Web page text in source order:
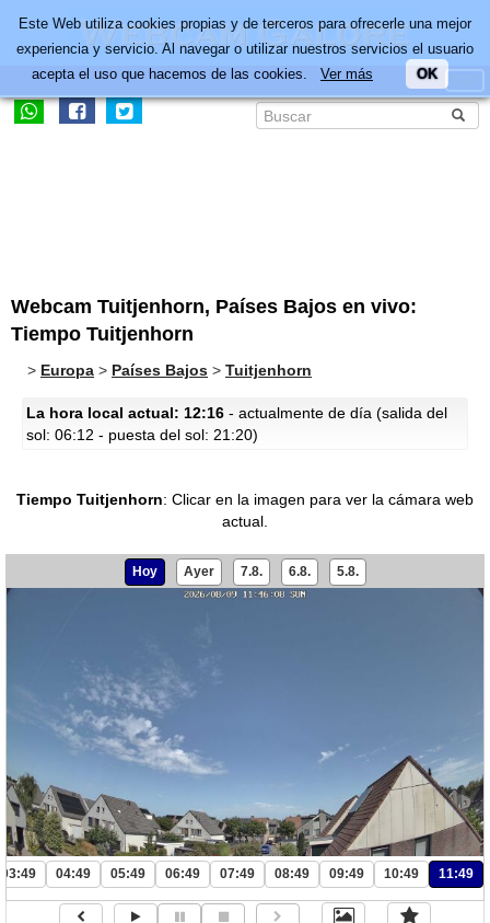
Webcam Tuitjenhorn, Países Bajos en vivo:
Tiempo Tuitjenhorn
> Europa > Países Bajos > Tuitjenhorn
La hora local actual: 12:16 - actualmente de día (salida del
sol: 06:12 - puesta del sol: 21:20)
Tiempo Tuitjenhorn: Clicar en la imagen para ver la cámara web
actual.
Hoy Ayer 7.8. 6.8. 5.8.
03:49 04:49 05:49 06:49 07:49 08:49 09:49 10:49 11:49
Este Web utiliza cookies propias y de terceros para ofrecerle una mejor
experiencia y servicio. Al navegar o utilizar nuestros servicios el usuario
acepta el uso que hacemos de las cookies. Ver más OK